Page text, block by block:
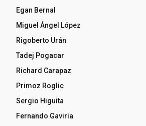
Egan Bernal
Miguel Ángel López
Rigoberto Urán
Tadej Pogacar
Richard Carapaz
Primoz Roglic
Sergio Higuita
Fernando Gaviria